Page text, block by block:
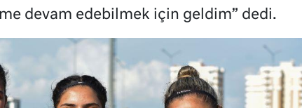
devam edebilmek için geldim” dedi.